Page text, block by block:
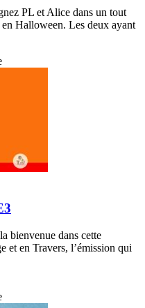
PL et Alice dans un tout
Halloween. Les deux ayant
bienvenue dans cette
et en Travers, l’émission qui